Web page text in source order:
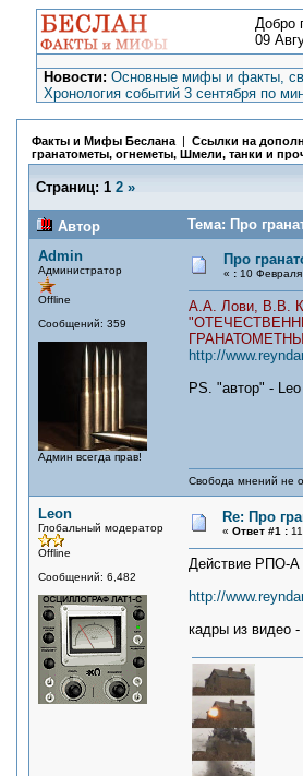
Добро
09
Новости: Основные мифы и факты,
Хронология событий 3 сентября по
Факты и Мифы Беслана | Ссылки на
гранатометы, огнеметы, Шмели, танки и
Страниц: 1 2 »
Автор
Тема: Про
Admin
Администратор
Offline
Сообщений: 359
Админ всегда прав!
Про
« : 10
А.А. Лови, В.В.
http://
PS. "автор" - Leo
Свобода мнений не
Leon
Глобальный модератор
Offline
Сообщений: 6,482
Re: Про
« Ответ #1 :
Действие РПО-А
http://
кадры из видео